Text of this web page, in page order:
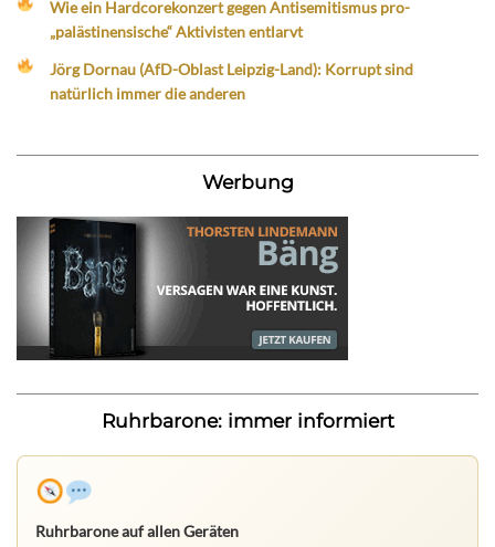
Wie ein Hardcorekonzert gegen Antisemitismus pro-
„palästinensische“ Aktivisten entlarvt
Jörg Dornau (AfD-Oblast Leipzig-Land): Korrupt sind
natürlich immer die anderen
Werbung
Ruhrbarone: immer informiert
Ruhrbarone auf allen Geräten